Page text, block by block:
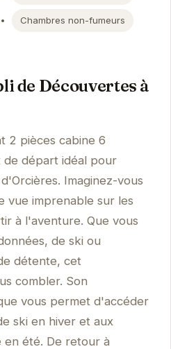
Chambres non-fumeurs
de Découvertes à
2 pièces cabine 6
de départ idéal pour
Imaginez-vous
vue imprenable sur les
à l'aventure. Que vous
de ski ou
détente, cet
combler. Son
vous permet d'accéder
ski en hiver et aux
en été. De retour à